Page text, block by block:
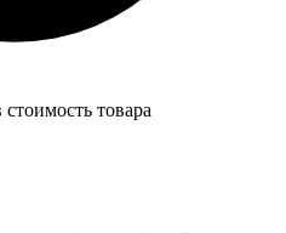
товара